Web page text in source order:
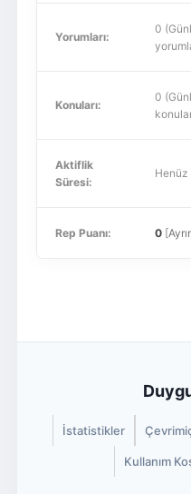
Yorumları:
0
Konuları:
0
Aktiflik
Süresi:
Henüz
Rep Puanı: 0[
İstatistikler
Kullanım